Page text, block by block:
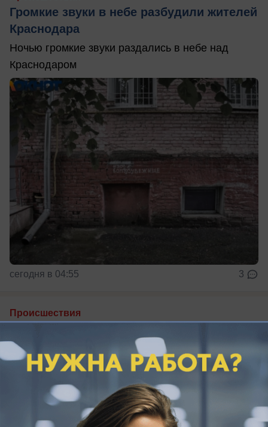
Громкие звуки в небе разбудили жителей
Краснодара
Ночью громкие звуки раздались в небе над
Краснодаром
сегодня в 04:55 3
Происшествия
по турецкому сухогрузу
Сухогруз под турецким флагом получил
повреждения у Новороссийска